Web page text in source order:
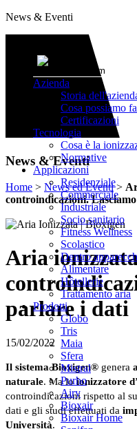
Azienda
Storia
Cosa possiamo
Certificazioni
Tecnologia
Cosa è la
Normative
Applicazioni
Residenziale
Commerciale
Industriale
Socio sanitario
Fitness Wellness
Scolastico
Dentro
Alimentare
Hôtellerie
Trattamento aria
Prodotti
Globo
Tris
Maia
Sfera
Mistral
Purho
Airy
Bioxair
Bioxair Home
News & Eventi
News & Eventi
Home > News ed Eventi>
controindicazioni.
Aria
parlare i dati
15/02/2022
Il sistema Bioxigen® genera
naturale. Ma loionizzatore
controindicazioni rispetto al
dati e gli studi effettuati da
Università.